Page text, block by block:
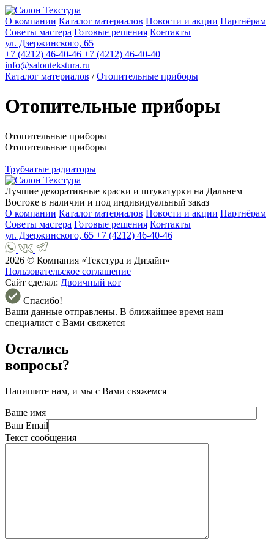
О компании Каталог материалов Новости и акции Партнёрам
Советы мастера Готовые решения Контакты
ул. Дзержинского, 65
+7 (4212) 46-40-46 +7 (4212) 46-40-40
info@salontekstura.ru
Каталог материалов /Отопительные приборы
Отопительные приборы
Отопительные приборы
Отопительные приборы
Трубчатые радиаторы
Лучшие декоративные краски и штукатурки на Дальнем
Востоке в наличии и под индивидуальный заказ
О компании Каталог материалов Новости и акции Партнёрам
Советы мастера Готовые решения Контакты
ул. Дзержинского, 65 +7 (4212) 46-40-46
2026 © Компания «Текстура и Дизайн»
Пользовательское соглашение
Сайт сделал: Двоичный кот
Спасибо!
Ваши данные отправлены. В ближайшее время наш
специалист с Вами свяжется
Остались
вопросы?
Напишите нам, и мы с Вами свяжемся
Ваше имя
Ваш Email
Текст сообщения